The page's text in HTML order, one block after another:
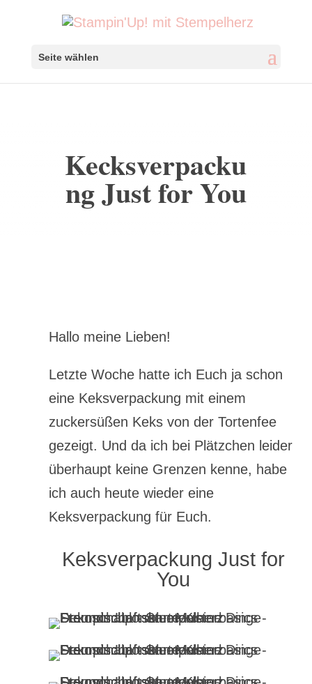
Seite wählen
Kecksverpacku
ng Just for You
Hallo meine Lieben!
Letzte Woche hatte ich Euch ja schon
eine Keksverpackung mit einem
zuckersüßen Keks von der Tortenfee
gezeigt. Und da ich bei Plätzchen leider
überhaupt keine Grenzen kenne, habe
ich auch heute wieder eine
Keksverpackung für Euch.
Keksverpackung Just for
You